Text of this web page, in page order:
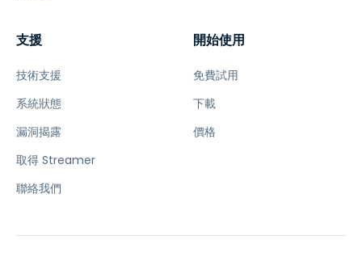
支援
技術支援
系統狀態
漏洞揭露
取得 Streamer
聯絡我們
開始使用
免費試用
下載
價格